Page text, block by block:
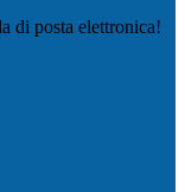
di posta elettronica!